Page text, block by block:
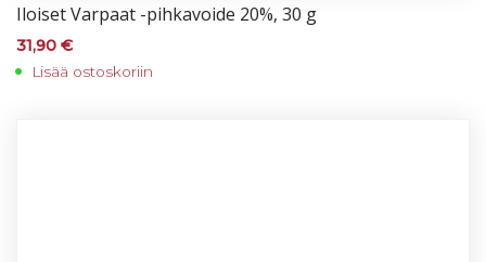
Iloi­set Var­paat -pih­ka­voi­de 20%, 30 g
31,90 €
Lisää ostoskoriin